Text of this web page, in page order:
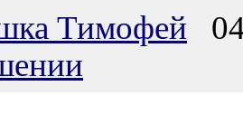
Тимофей